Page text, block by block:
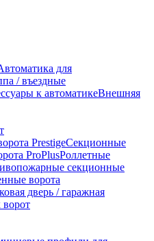
для
/ въездные
к автоматикеВнешняя
PrestigeСекционные
ProPlusРоллетные
секционные
ворота
дверь / гаражная
ворот